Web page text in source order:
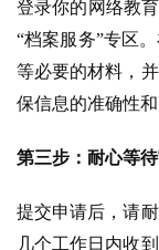
登录你的网络教
“档案服务”专区
等必要的材料，
保信息的准确性
第三步：耐心等
提交申请后，请
几个工作日内收